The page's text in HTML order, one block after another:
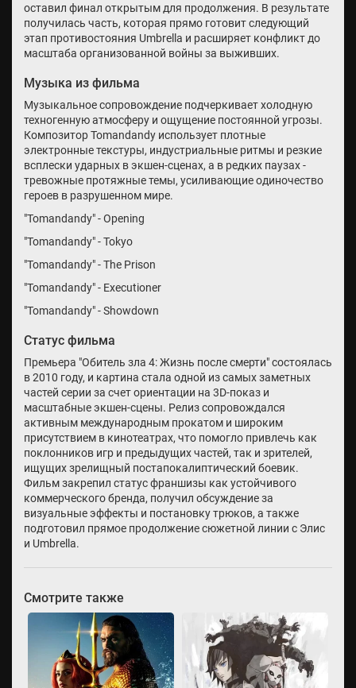
оставил финал открытым для продолжения. В результате
получилась часть, которая прямо готовит следующий
этап противостояния Umbrella и расширяет конфликт до
масштаба организованной войны за выживших.
Музыка из фильма
Музыкальное сопровождение подчеркивает холодную
техногенную атмосферу и ощущение постоянной угрозы.
Композитор Tomandandy использует плотные
электронные текстуры, индустриальные ритмы и резкие
всплески ударных в экшен-сценах, а в редких паузах -
тревожные протяжные темы, усиливающие одиночество
героев в разрушенном мире.
"Tomandandy" - Opening
"Tomandandy" - Tokyo
"Tomandandy" - The Prison
"Tomandandy" - Executioner
"Tomandandy" - Showdown
Статус фильма
Премьера "Обитель зла 4: Жизнь после смерти" состоялась
в 2010 году, и картина стала одной из самых заметных
частей серии за счет ориентации на 3D-показ и
масштабные экшен-сцены. Релиз сопровождался
активным международным прокатом и широким
присутствием в кинотеатрах, что помогло привлечь как
поклонников игр и предыдущих частей, так и зрителей,
ищущих зрелищный постапокалиптический боевик.
Фильм закрепил статус франшизы как устойчивого
коммерческого бренда, получил обсуждение за
визуальные эффекты и постановку трюков, а также
подготовил прямое продолжение сюжетной линии с Элис
и Umbrella.
Смотрите также